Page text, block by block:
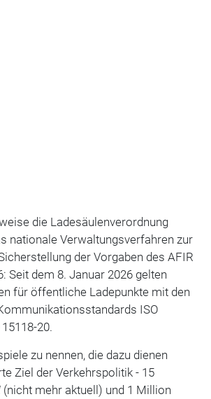
die Ladesäulenverordnung
nationale Verwaltungsverfahren zur
der Vorgaben des AFIR
Seit dem 8. Januar 2026 gelten
für öffentliche Ladepunkte mit den
ISO
20.
zu nennen, die dazu dienen
Ziel der Verkehrspolitik - 15
(nicht mehr aktuell) und 1 Million